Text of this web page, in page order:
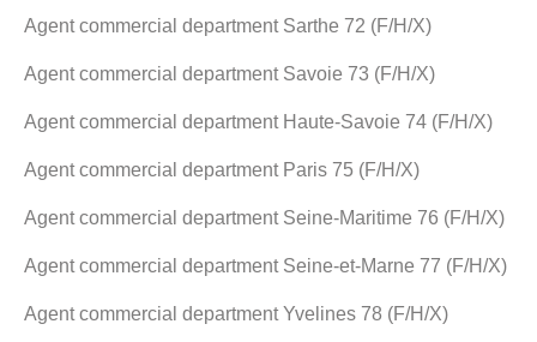
Agent commercial department Sarthe 72 (F/H/X)
Agent commercial department Savoie 73 (F/H/X)
Agent commercial department Haute-Savoie 74 (F/H/X)
Agent commercial department Paris 75 (F/H/X)
Agent commercial department Seine-Maritime 76 (F/H/X)
Agent commercial department Seine-et-Marne 77 (F/H/X)
Agent commercial department Yvelines 78 (F/H/X)